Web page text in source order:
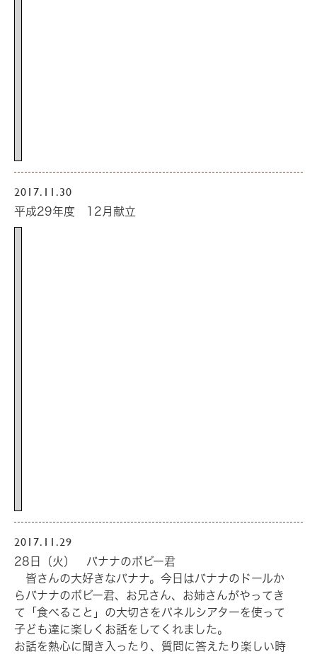
2017.11.30
平成29年度 12月献立
2017.11.29
28日（火） バナナのボビー君
皆さんの大好きなバナナ。今日はバナナのドールか
らバナナのボビー君、お兄さん、お姉さんがやってき
て「食べること」の大切さをパネルシアターを使って
子ども達に楽しくお話をしてくれました。
お話を熱心に聞き入ったり、質問に答えたり楽しい時